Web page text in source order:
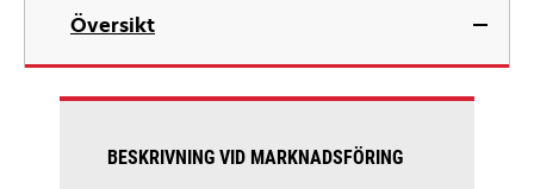
new
Översikt
BESKRIVNING VID MARKNADSFÖRING